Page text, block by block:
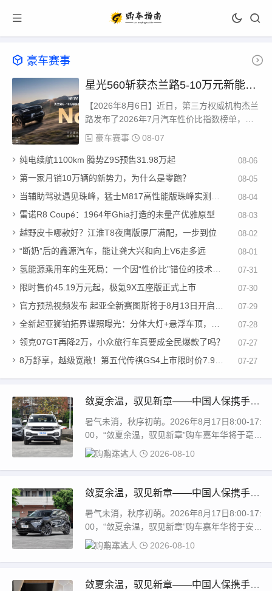
豪车赛事
星光560斩获杰兰路5-10万元新能源
SUV性价比指数第一
【2026年8月6日】近日，第三方权威机构杰兰
路发布了2026年7月汽车性价比指数榜单，星
光560凭借扎实的综合实力，在5-10万元插混
豪车赛事 08-07
纯电续航1100km 腾势Z9S预售31.98万起 08-06
第一家月销10万辆的新势力，为什么是零跑？ 08-05
当辅助驾驶遇见珠峰，猛士M817高性能版珠峰实测重新定义辅助驾驶边界 08-04
雷诺R8 Coupé：1964年Ghia打造的未量产优雅原型 08-03
越野皮卡哪款好？江淮T8夜鹰版原厂满配，一步到位 08-02
“断奶”后的鑫源汽车，能让龚大兴和向上V6走多远 08-01
氢能源乘用车的生死局：一个因“性价比”错位的技术路线 07-31
限时售价45.19万元起，极氪9X五座版正式上市 07-30
官方预热视频发布 起亚全新赛图斯将于8月13日开启预售 07-29
全新起亚狮铂拓界谍照曝光：分体大灯+悬浮车顶，方盒子造型 07-28
领克07GT再降2万，小众旅行车真要成全民爆款了吗？ 07-27
8万舒享，越级宽敞！第五代传祺GS4上市限时价7.98万元起 07-27
敛夏余温，驭见新章——中国人保携手亳
州中源汽车购车嘉年华
暑气未消，秋序初萌。2026年8月17日8:00-17:
00，“敛夏余温，驭见新章”购车嘉年华将于亳州
市谯城区药都大道中源汽车城...
购车达人 2026-08-10
敛夏余温，驭见新章——中国人保携手亳
州市远景广源汽车购车嘉年华
暑气未消，秋序初萌。2026年8月17日8:00-17:
00，“敛夏余温，驭见新章”购车嘉年华将于安徽
省亳州市谯城区工业园区杜仲...
购车达人 2026-08-10
敛夏余温，驭见新章——中国人保携手亳